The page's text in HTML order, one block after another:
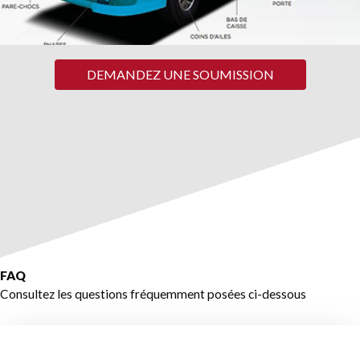
DEMANDEZ UNE SOUMISSION
FAQ
Consultez les questions fréquemment posées ci-dessous